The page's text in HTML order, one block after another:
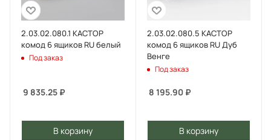
2.03.02.080.1 КАСТОР
комод 6 ящиков RU белый
Под заказ
9 835.25 ₽
В корзину
2.03.02.080.5 КАСТОР
комод 6 ящиков RU Дуб
Венге
Под заказ
8 195.90 ₽
В корзину